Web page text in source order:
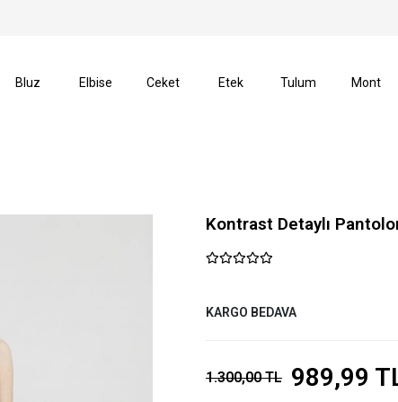
Bluz Elbise Ceket Etek Tulum Mont
Kontrast Detaylı
KARGO BEDAVA
1.300,00 TL 989,99